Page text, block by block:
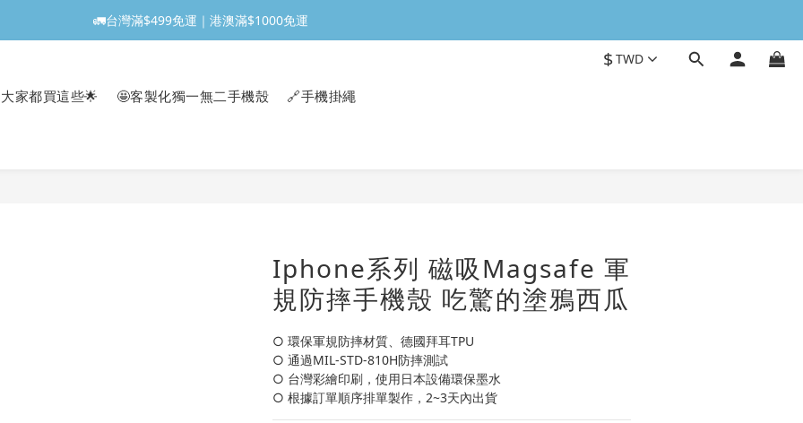
🚛台灣滿$499免運｜港澳滿$1000免運
$TWD
大家都買這些🌟 🤩客製化獨一無二手機殼 🔗手機掛繩
Iphone系列 磁吸Magsafe 軍
規防摔手機殼 吃驚的塗鴉西瓜
○ 環保軍規防摔材質、德國拜耳TPU
○ 通過MIL-STD-810H防摔測試
○ 台灣彩繪印刷，使用日本設備環保墨水
○ 根據訂單順序排單製作，2~3天內出貨